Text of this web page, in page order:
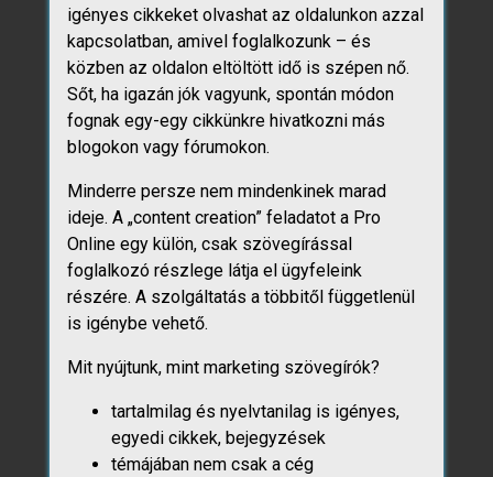
igényes cikkeket olvashat az oldalunkon azzal
kapcsolatban, amivel foglalkozunk – és
közben az oldalon eltöltött idő is szépen nő.
Sőt, ha igazán jók vagyunk, spontán módon
fognak egy-egy cikkünkre hivatkozni más
blogokon vagy fórumokon.
Minderre persze nem mindenkinek marad
ideje. A „content creation” feladatot a Pro
Online egy külön, csak szövegírással
foglalkozó részlege látja el ügyfeleink
részére. A szolgáltatás a többitől függetlenül
is igénybe vehető.
Mit nyújtunk, mint marketing szövegírók?
tartalmilag és nyelvtanilag is igényes,
egyedi cikkek, bejegyzések
témájában nem csak a cég